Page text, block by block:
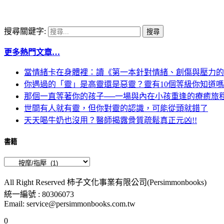
搜尋關鍵字:
更多熱門文章…
當情緒卡在身體裡：讀《第一本針對情緒、創傷與壓力的
你遇過的「靈」是高靈還是惡靈？靈有10個等級你知道嗎
那個一直等著你的孩子──一場與內在小孩重逢的療癒旅
世間有人就有靈，但你對靈的認識，可能從頭就錯了
天天喝牛奶也沒用？醫師揭露骨質疏鬆真正元凶!!
書籍
All Right Reserved 柿子文化事業有限公司(Persimmonbooks)
統一編號 : 80306073
Email: service@persimmonbooks.com.tw
0